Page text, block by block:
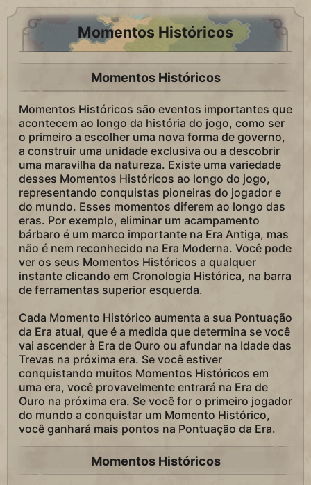
Momentos Históricos
Momentos Históricos
Momentos Históricos são eventos importantes que
acontecem ao longo da história do jogo, como ser
o primeiro a escolher uma nova forma de governo,
a construir uma unidade exclusiva ou a descobrir
uma maravilha da natureza. Existe uma variedade
desses Momentos Históricos ao longo do jogo,
representando conquistas pioneiras do jogador e
do mundo. Esses momentos diferem ao longo das
eras. Por exemplo, eliminar um acampamento
bárbaro é um marco importante na Era Antiga, mas
não é nem reconhecido na Era Moderna. Você pode
ver os seus Momentos Históricos a qualquer
instante clicando em Cronologia Histórica, na barra
de ferramentas superior esquerda.
Cada Momento Histórico aumenta a sua Pontuação
da Era atual, que é a medida que determina se você
vai ascender à Era de Ouro ou afundar na Idade das
Trevas na próxima era. Se você estiver
conquistando muitos Momentos Históricos em
uma era, você provavelmente entrará na Era de
Ouro na próxima era. Se você for o primeiro jogador
do mundo a conquistar um Momento Histórico,
você ganhará mais pontos na Pontuação da Era.
Momentos Históricos